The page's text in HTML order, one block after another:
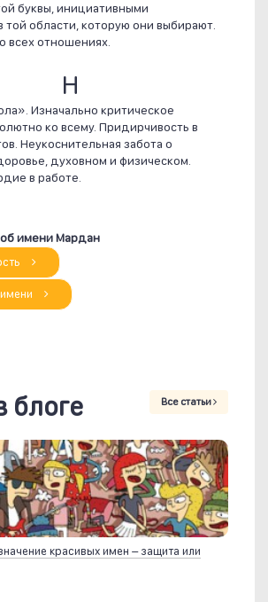
буквы, инициативными
той области, которую они выбирают.
всех отношениях.
Н
Изначально критическое
ко всему. Придирчивость в
Неукоснительная забота о
духовном и физическом.
в работе.
имени Мардан
блоге Все статьи
красивых имен – защита или